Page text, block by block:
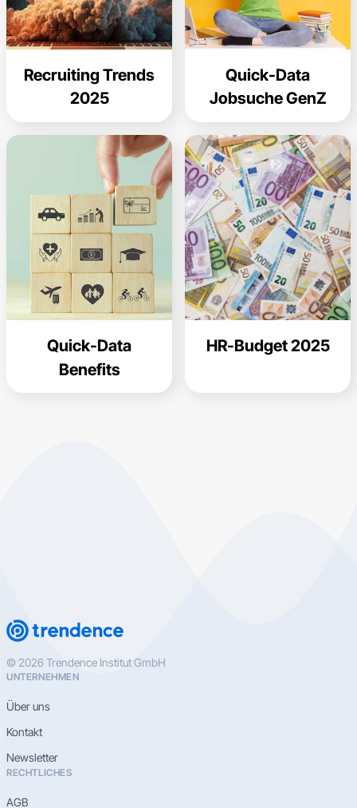
Recruiting Trends
2025
Quick-Data
Jobsuche GenZ
Quick-Data
Benefits
HR-Budget 2025
© 2026 Trendence Institut GmbH
UNTERNEHMEN
Über uns
Kontakt
Newsletter
RECHTLICHES
AGB